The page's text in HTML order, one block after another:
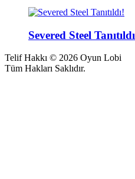
Severed Steel
Telif Hakkı © 2026 Oyun Lobi
Tüm Hakları Saklıdır.